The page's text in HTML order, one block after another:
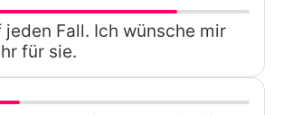
jeden Fall. Ich wünsche mir
für sie.